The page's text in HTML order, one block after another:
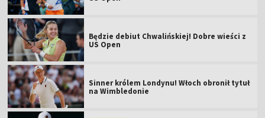
Będzie debiut Chwalińskiej! Dobre wieści z
US Open
Sinner królem Londynu! Włoch obronił tytuł
na Wimbledonie